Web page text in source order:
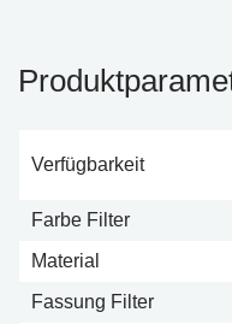
Verfügbarkeit
Farbe Filter
Material
Fassung Filter